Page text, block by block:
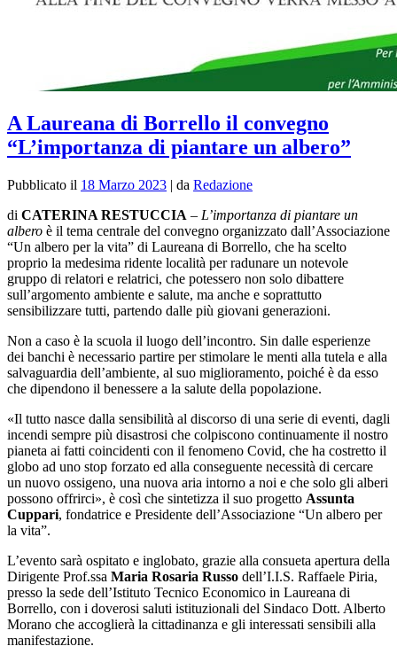
A Laureana di Borrello il convegno
“L’importanza di piantare un albero”
Pubblicato il 18 Marzo 2023 | da Redazione
di CATERINA RESTUCCIA – L’importanza di piantare un
albero è il tema centrale del convegno organizzato dall’Associazione
“Un albero per la vita” di Laureana di Borrello, che ha scelto
proprio la medesima ridente località per radunare un notevole
gruppo di relatori e relatrici, che potessero non solo dibattere
sull’argomento ambiente e salute, ma anche e soprattutto
sensibilizzare tutti, partendo dalle più giovani generazioni.
Non a caso è la scuola il luogo dell’incontro. Sin dalle esperienze
dei banchi è necessario partire per stimolare le menti alla tutela e alla
salvaguardia dell’ambiente, al suo miglioramento, poiché è da esso
che dipendono il benessere a la salute della popolazione.
«Il tutto nasce dalla sensibilità al discorso di una serie di eventi, dagli
incendi sempre più disastrosi che colpiscono continuamente il nostro
pianeta ai fatti coincidenti con il fenomeno Covid, che ha costretto il
globo ad uno stop forzato ed alla conseguente necessità di cercare
un nuovo ossigeno, una nuova aria intorno a noi e che solo gli alberi
possono offrirci», è così che sintetizza il suo progetto Assunta
Cuppari, fondatrice e Presidente dell’Associazione “Un albero per
la vita”.
L’evento sarà ospitato e inglobato, grazie alla consueta apertura della
Dirigente Prof.ssa Maria Rosaria Russo dell’I.I.S. Raffaele Piria,
presso la sede dell’Istituto Tecnico Economico in Laureana di
Borrello, con i doverosi saluti istituzionali del Sindaco Dott. Alberto
Morano che accoglierà la cittadinanza e gli interessati sensibili alla
manifestazione.